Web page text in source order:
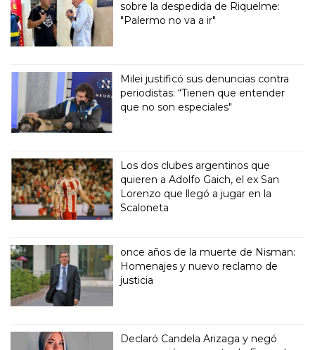
sobre la despedida de Riquelme:
"Palermo no va a ir"
Milei justificó sus denuncias contra
periodistas: “Tienen que entender
que no son especiales"
Los dos clubes argentinos que
quieren a Adolfo Gaich, el ex San
Lorenzo que llegó a jugar en la
Scaloneta
once años de la muerte de Nisman:
Homenajes y nuevo reclamo de
justicia
Declaró Candela Arizaga y negó